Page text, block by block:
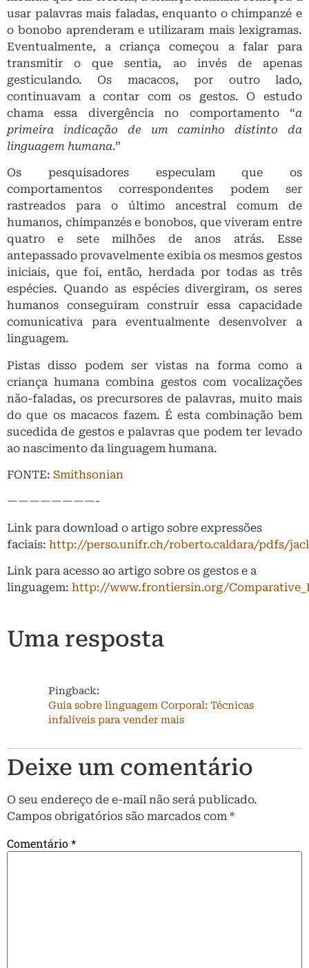
usar palavras mais faladas, enquanto o chimpanzé e
o bonobo aprenderam e utilizaram mais lexigramas.
Eventualmente, a criança começou a falar para
transmitir o que sentia, ao invés de apenas
gesticulando. Os macacos, por outro lado,
continuavam a contar com os gestos. O estudo
chama essa divergência no comportamento “a
primeira indicação de um caminho distinto da
linguagem humana.”
Os pesquisadores especulam que os
comportamentos correspondentes podem ser
rastreados para o último ancestral comum de
humanos, chimpanzés e bonobos, que viveram entre
quatro e sete milhões de anos atrás. Esse
antepassado provavelmente exibia os mesmos gestos
iniciais, que foi, então, herdada por todas as três
espécies. Quando as espécies divergiram, os seres
humanos conseguiram construir essa capacidade
comunicativa para eventualmente desenvolver a
linguagem.
Pistas disso podem ser vistas na forma como a
criança humana combina gestos com vocalizações
não-faladas, os precursores de palavras, muito mais
do que os macacos fazem. É esta combinação bem
sucedida de gestos e palavras que podem ter levado
ao nascimento da linguagem humana.
FONTE: Smithsonian
————————-
Link para download o artigo sobre expressões
faciais: http://perso.unifr.ch/roberto.caldara/pdfs/
Link para acesso ao artigo sobre os gestos e a
linguagem: http://www.frontiersin.org/
Uma resposta
Pingback:
Guia sobre linguagem Corporal: Técnicas
infalíveis para vender mais
Deixe um comentário
O seu endereço de e-mail não será publicado.
Campos obrigatórios são marcados com *
Comentário*